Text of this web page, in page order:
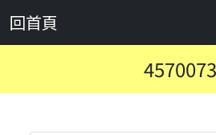
回首頁
4570073